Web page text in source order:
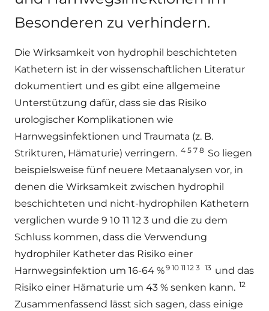
Besonderen zu verhindern.
Die Wirksamkeit von hydrophil beschichteten
Kathetern ist in der wissenschaftlichen Literatur
dokumentiert und es gibt eine allgemeine
Unterstützung dafür, dass sie das Risiko
urologischer Komplikationen wie
Harnwegsinfektionen und Traumata (z. B.
Strikturen, Hämaturie) verringern. 4 5 7 8 So liegen
beispielsweise fünf neuere Metaanalysen vor, in
denen die Wirksamkeit zwischen hydrophil
beschichteten und nicht-hydrophilen Kathetern
verglichen wurde 9 10 11 12 3 und die zu dem
Schluss kommen, dass die Verwendung
hydrophiler Katheter das Risiko einer
Harnwegsinfektion um 16-64 %9 10 11 12 3 13 und das
Risiko einer Hämaturie um 43 % senken kann. 12
Zusammenfassend lässt sich sagen, dass einige